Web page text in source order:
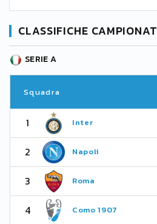
CLASSIFICHE
SERIE A
Squadra
1 Inter
2 Napoli
3 Roma
4 Como 1907